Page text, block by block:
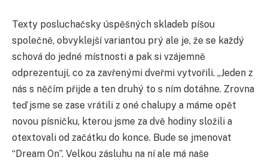
Texty posluchačsky úspěšných skladeb píšou
společně, obvyklejší variantou prý ale je, že se každý
schová do jedné místnosti a pak si vzájemně
odprezentují, co za zavřenými dveřmi vytvořili. „Jeden z
nás s něčím přijde a ten druhý to s ním dotáhne. Zrovna
teď jsme se zase vrátili z oné chalupy a máme opět
novou písničku, kterou jsme za dvě hodiny složili a
otextovali od začátku do konce. Bude se jmenovat
“Dream On”. Velkou zásluhu na ní ale má naše